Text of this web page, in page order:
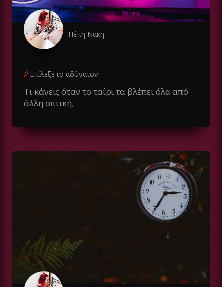
Πέπη Νάκη
Επίλεξε το αδύνατον
Τι κάνεις όταν το ταίρι τα βλέπει όλα από
άλλη οπτική;